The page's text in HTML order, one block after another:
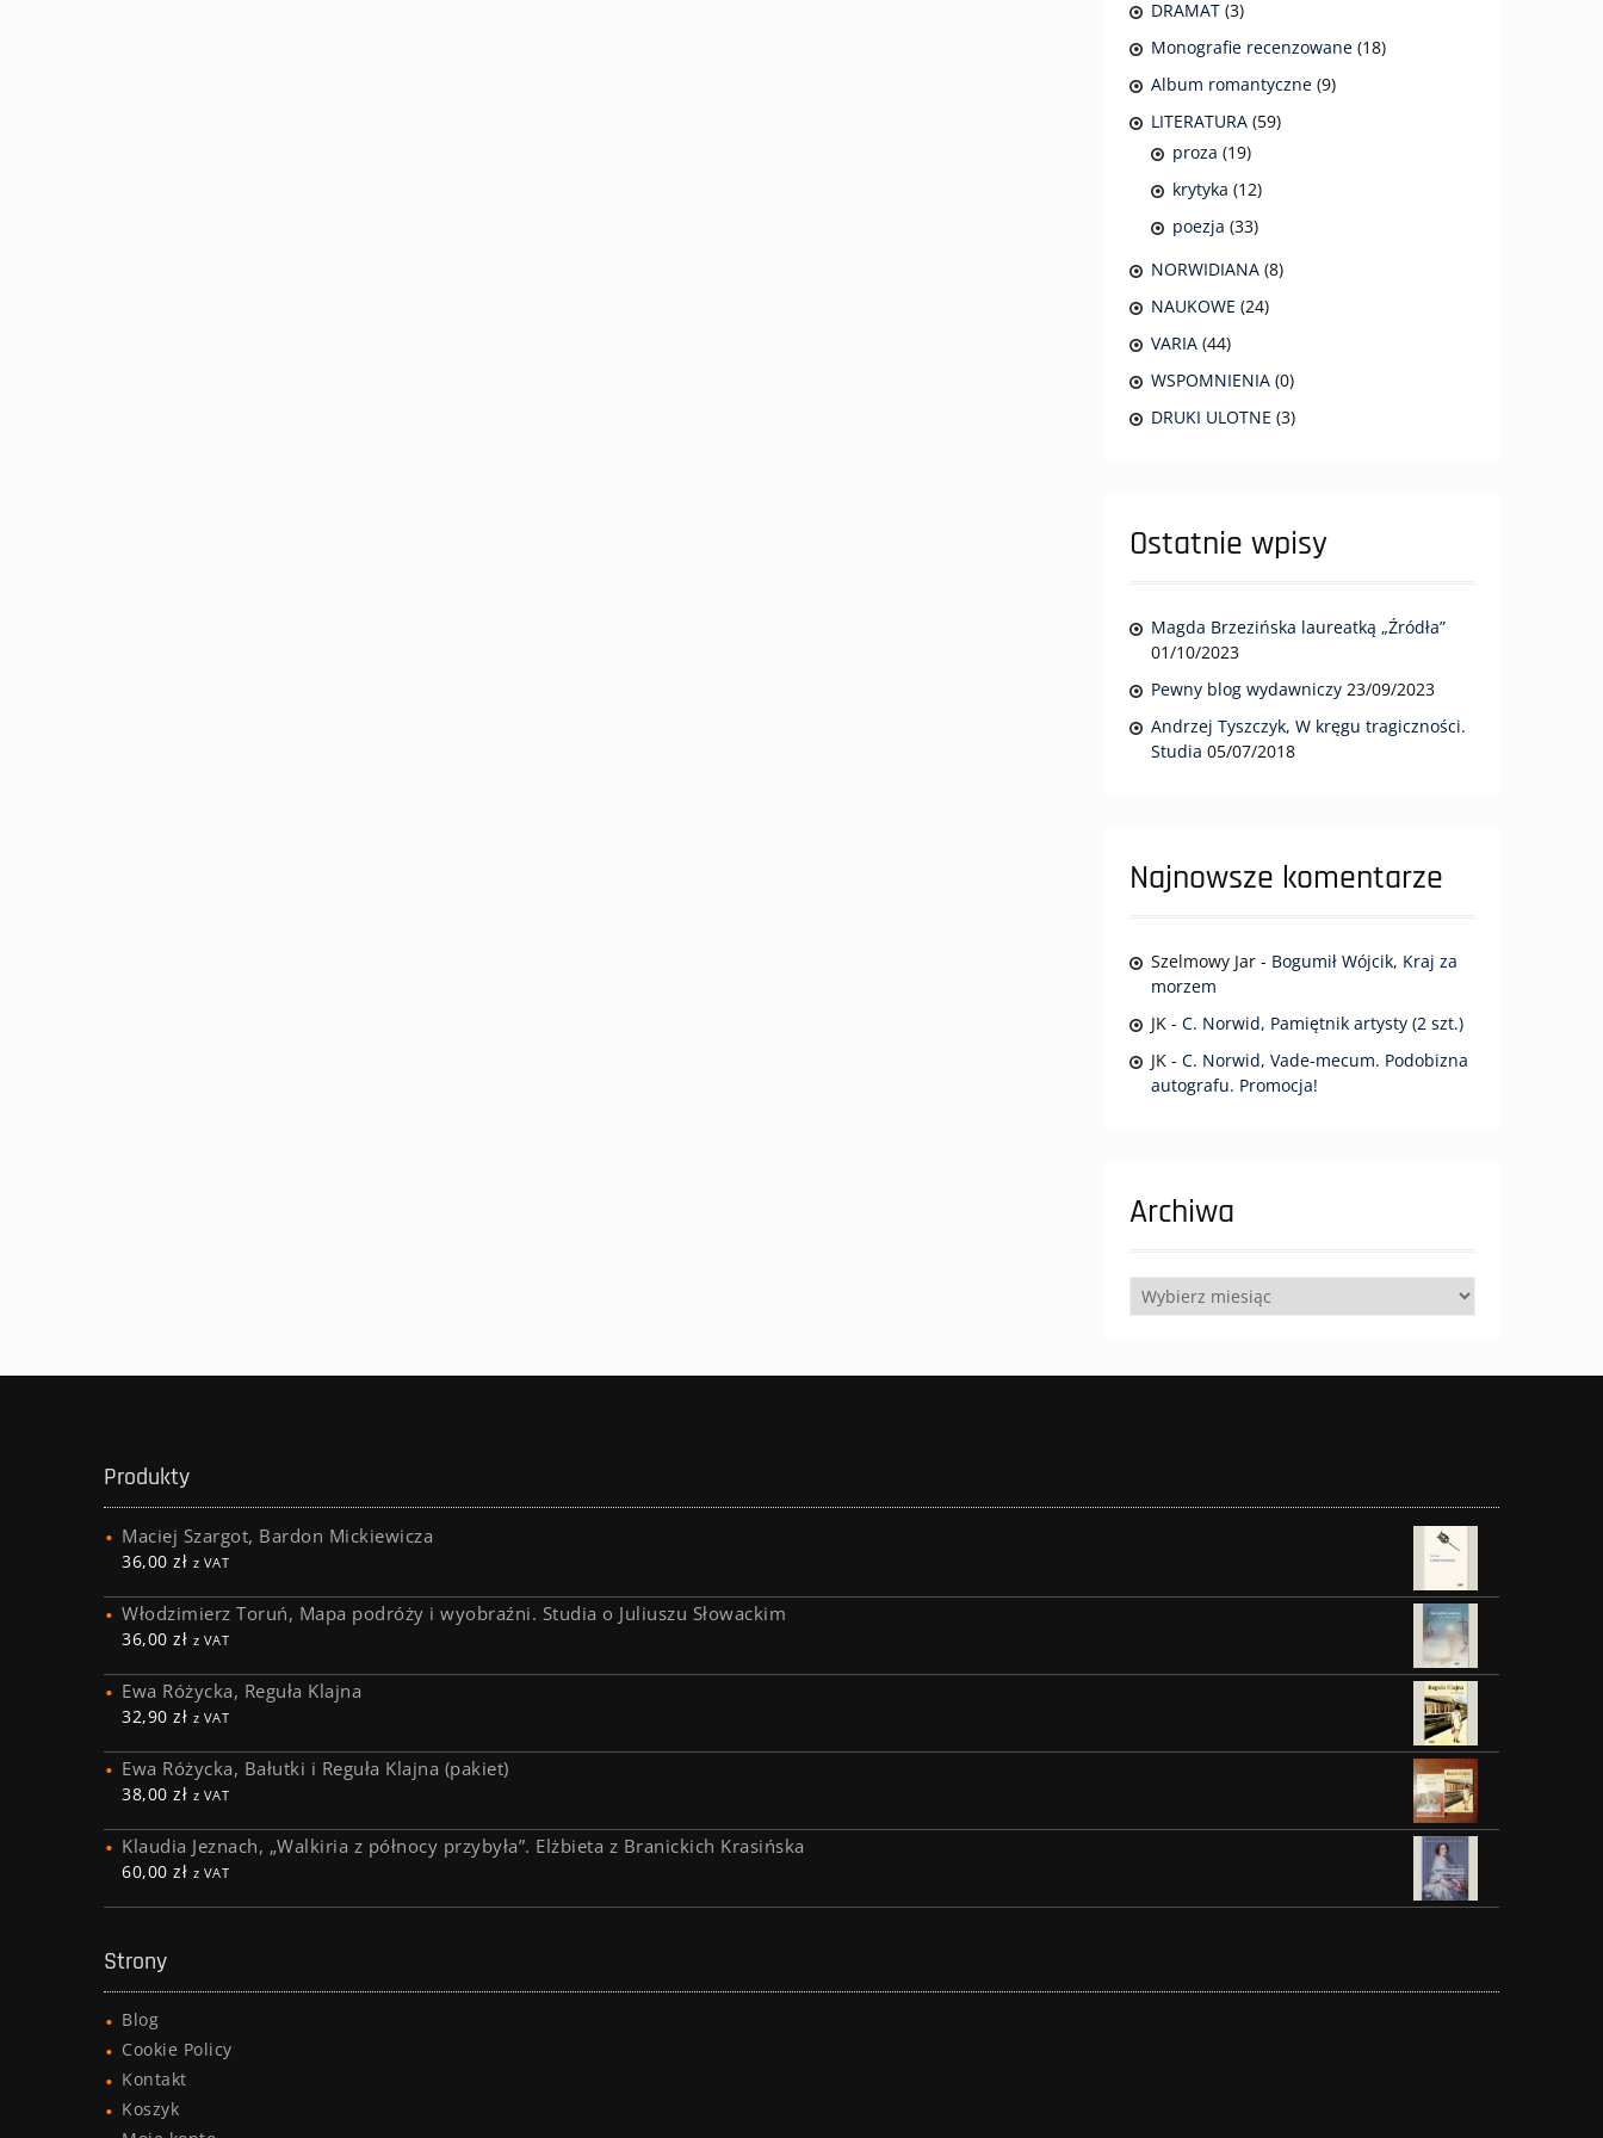
DRAMAT (3)
Monografie recenzowane (18)
Album romantyczne (9)
LITERATURA (59)
proza (19)
krytyka (12)
poezja (33)
NORWIDIANA (8)
NAUKOWE (24)
VARIA (44)
WSPOMNIENIA (0)
DRUKI ULOTNE (3)
Ostatnie wpisy
Magda Brzezińska laureatką „Źródła”
01/10/2023
Pewny blog wydawniczy 23/09/2023
Andrzej Tyszczyk, W kręgu tragiczności.
Studia 05/07/2018
Najnowsze komentarze
Szelmowy Jar - Bogumił Wójcik, Kraj za
morzem
JK - C. Norwid, Pamiętnik artysty (2 szt.)
JK - C. Norwid, Vade-mecum. Podobizna
autografu. Promocja!
Archiwa
Archiwa
Produkty
Maciej Szargot, Bardon Mickiewicza
36,00 zł z VAT
Włodzimierz Toruń, Mapa podróży i wyobraźni. Studia o Juliuszu Słowackim
36,00 zł z VAT
Ewa Różycka, Reguła Klajna
32,90 zł z VAT
Ewa Różycka, Bałutki i Reguła Klajna (pakiet)
38,00 zł z VAT
Klaudia Jeznach, „Walkiria z północy przybyła”. Elżbieta z Branickich Krasińska
60,00 zł z VAT
Strony
Blog
Cookie Policy
Kontakt
Koszyk